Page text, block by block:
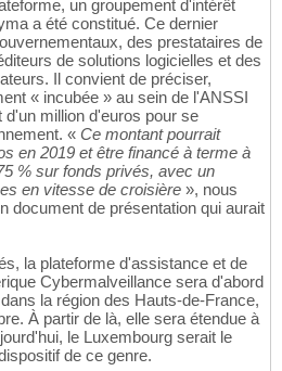
un groupement d'intérêt
a été constitué. Ce dernier
des prestataires de
de solutions logicielles et des
Il convient de préciser,
« incubée » au sein de l'ANSSI
million d'euros pour se
« Ce montant pourrait
en 2019 et être financé à terme à
% sur fonds privés, avec un
en vitesse de croisière », nous
document de présentation qui aurait
la plateforme d'assistance et de
Cybermalveillance sera d'abord
la région des Hauts-de-France,
À partir de là, elle sera étendue à
le Luxembourg serait le
de ce genre.